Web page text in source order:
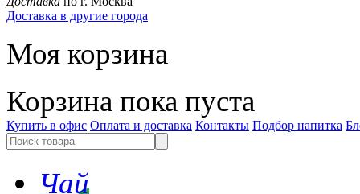
Доставка в другие города
Моя корзина
Корзина пока пуста
Купить в офис Оплата и доставка Контакты Подбор напитка
Чай